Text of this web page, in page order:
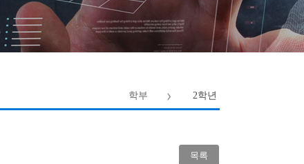
학부 2학년
목록